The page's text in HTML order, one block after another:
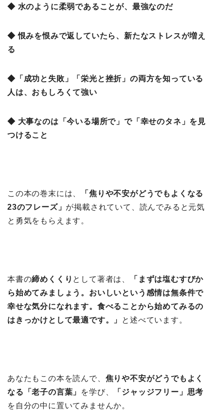
◆ 水のように柔弱であることが、最強なのだ
◆ 恨みを恨みで返していたら、新たなストレスが増え
る
◆「成功と失敗」「栄光と挫折」の両方を知っている
人は、おもしろくて強い
◆ 大事なのは「今いる場所で」で「幸せのタネ」を見
つけること
この本の巻末には、
「焦りや不安がどうでもよくなる
23のフレーズ」 が掲載されていて、読んでみると元気
と勇気をもらえます。
本書の締めくくり として著者は、
「まずは塩むすびか
ら始めてみましょう。おいしいという感情は無条件で
幸せな気分になれます。食べることから始めてみるの
はきっかけとして最適です。」
と述べています。
あなたもこの本を読んで、 焦りや不安がどうでもよく
なる「老子の言葉」
を学び、
「ジャッジフリー」思考
を自分の中に置いてみませんか。